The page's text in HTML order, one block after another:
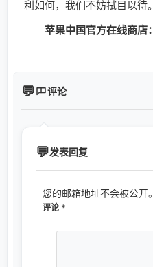
利如何，我们不妨拭目以待。
苹果中国官方在线商店：
评论
发表回复
您的邮箱地址不会被公开。
评论 *